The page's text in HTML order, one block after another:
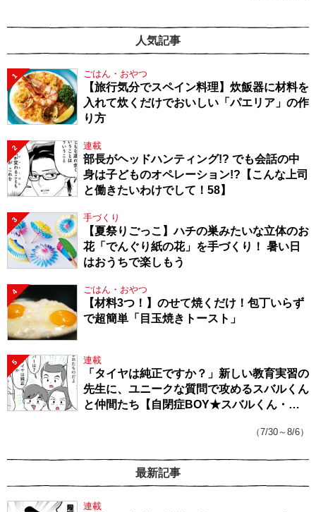
人気記事
1 ごはん・おやつ
【旅行気分でスペイン料理】炊飯器に材料を
入れて炊くだけでおいしい「パエリア」の作
り方
2 連載
部長がヘッドハンティング!? でも会話の中
身は子どものオペレーション!?【こんな上司
と働きたいわけでして！58】
3 手づくり
【夏祭りごっこ】ハチの巣みたいな立体のお
花「でんぐり紙の花」を手づくり！ 暑い日
はおうちで楽しもう
4 ごはん・おやつ
【材料3つ！】のせて焼くだけ！包丁いらず
で超簡単「目玉焼きトースト」
5 連載
「タイヤは純正ですか？」新しい教育実習の
先生に、ユニークな質問で攻めるスバルくん
と仲間たち【自閉症BOY★スバルくん・
（7/30～8/6）
最新記事
連載